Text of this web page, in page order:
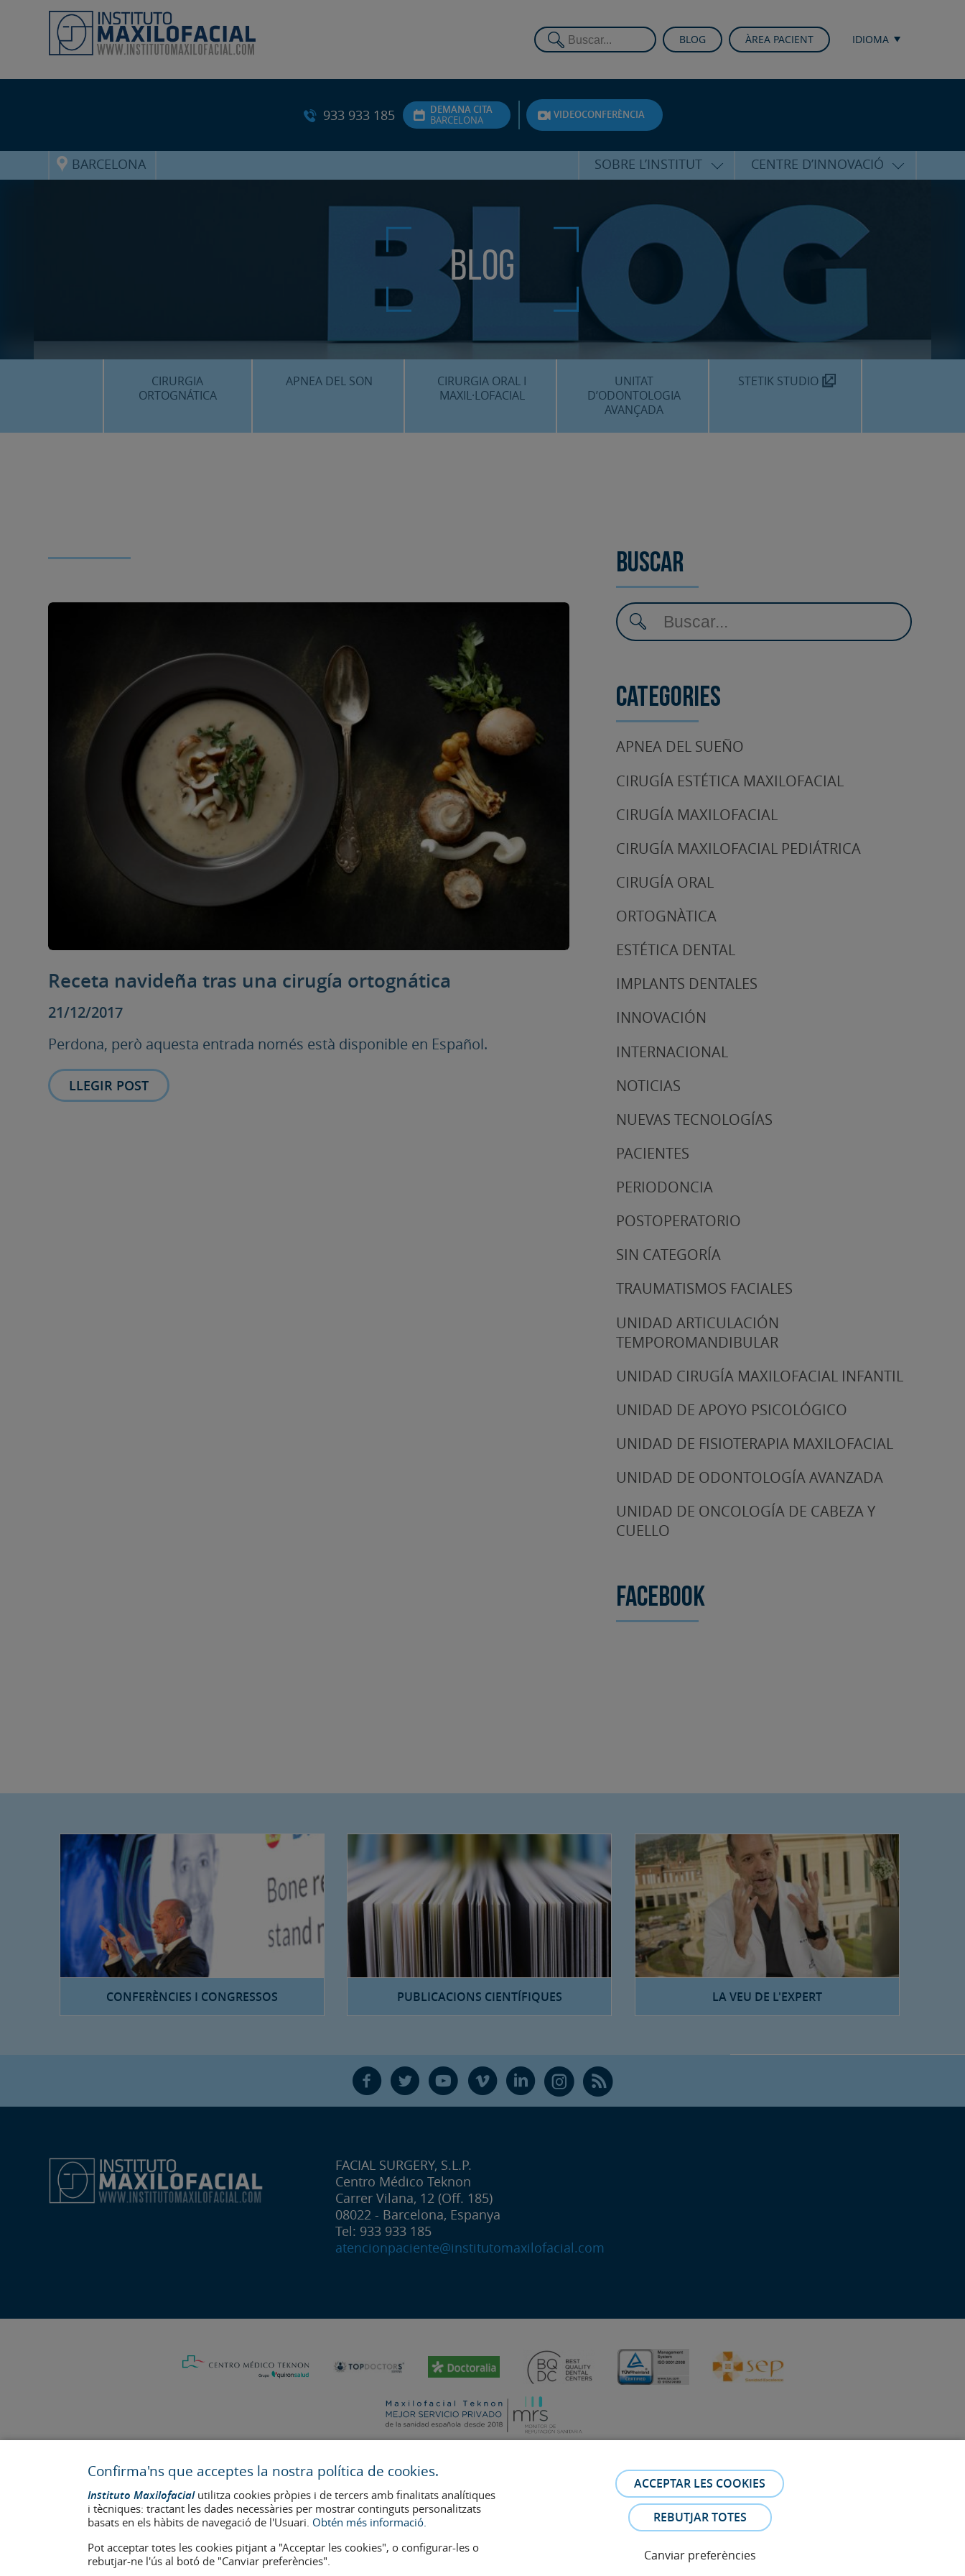
BLOG ÀREA PACIENT IDIOMA
933 933 185
DEMANA CITA
BARCELONA
VIDEOCONFERÈNCIA
BARCELONA SOBRE L’INSTITUT
ALFARO
ATENCIÓ PERSONALITZADA
UNITAT DE SUPORT
PSICOLÒGIC
SERVEIS INTERNACIONALS
CENTRE MÈDIC TEKNON
ON SOM?
CENTRE D’INNOVACIÓ
CONFERÈNCIES I CONGRESSOS
FORMACIÓ
PUBLICACIONS CIENTÍFIQUES
LA VEU DE L’EXPERT
Blog
CIRURGIA
ORTOGNÁTICA
APNEA DEL SON
CIRURGIA ORAL I
MAXIL·LOFACIAL
UNITAT
D’ODONTOLOGIA
AVANÇADA
STETIK STUDIO
Receta navideña tras una cirugía ortognática
21/12/2017
Perdona, però aquesta entrada només està disponible en Español.
LLEGIR POST
Buscar
Categories
APNEA DEL SUEÑO
CIRUGÍA ESTÉTICA MAXILOFACIAL
CIRUGÍA MAXILOFACIAL
CIRUGÍA MAXILOFACIAL PEDIÁTRICA
CIRUGÍA ORAL
ORTOGNÀTICA
ESTÉTICA DENTAL
IMPLANTS DENTALES
INNOVACIÓN
INTERNACIONAL
NOTICIAS
NUEVAS TECNOLOGÍAS
PACIENTES
PERIODONCIA
POSTOPERATORIO
SIN CATEGORÍA
TRAUMATISMOS FACIALES
UNIDAD ARTICULACIÓN
TEMPOROMANDIBULAR
UNIDAD CIRUGÍA MAXILOFACIAL INFANTIL
UNIDAD DE APOYO PSICOLÓGICO
UNIDAD DE FISIOTERAPIA MAXILOFACIAL
UNIDAD DE ODONTOLOGÍA AVANZADA
UNIDAD DE ONCOLOGÍA DE CABEZA Y
CUELLO
Facebook
CONFERÈNCIES I CONGRESSOS PUBLICACIONS CIENTÍFIQUES LA VEU DE L'EXPERT
F T Y V L Ñ R
FACIAL SURGERY, S.L.P.
Centro Médico Teknon
Carrer Vilana, 12 (Off. 185)
08022 - Barcelona, Espanya
Tel: 933 933 185
atencionpaciente@institutomaxilofacial.com
Última actualització: 2023
La informació present a la web no reemplaça sinó complementa la relació metge-pacient. En cas de dubte, consulti amb el metge de referència. Les fotos i els testimonis dels pacients identificables que
apareixen a la web estan publicades amb el seu consentiment i es retiraran a qualsevol moment a petició dels pacients.
–Política de Cookies –Política de Privacitat
Confirma'ns que acceptes la nostra política de cookies.
Instituto Maxilofacialutilitza cookies pròpies i de tercers amb finalitats analítiques
i tècniques: tractant les dades necessàries per mostrar continguts personalitzats
basats en els hàbits de navegació de l'Usuari. Obtén més informació.
Pot acceptar totes les cookies pitjant a "Acceptar les cookies", o configurar-les o
rebutjar-ne l'ús al botó de "Canviar preferències".
Canviar preferències
REBUTJAR TOTES
ACCEPTAR LES COOKIES